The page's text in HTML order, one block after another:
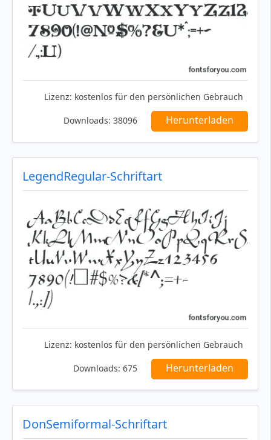
Lizenz: kostenlos für den persönlichen Gebrauch
Downloads: 38096 Herunterladen
LegendRegular-Schriftart
Lizenz: kostenlos für den persönlichen Gebrauch
Downloads: 675 Herunterladen
DonSemiformal-Schriftart